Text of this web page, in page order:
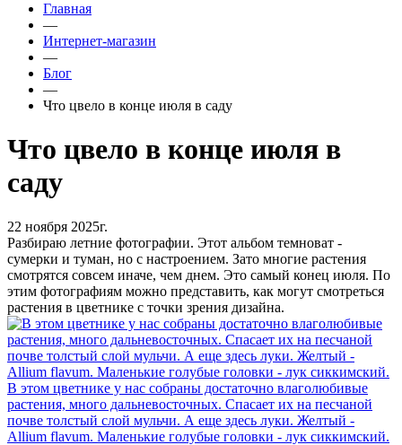
Главная
—
Интернет-магазин
—
Блог
—
Что цвело в конце июля в саду
Что цвело в конце июля в
саду
22 ноября 2025г.
Разбираю летние фотографии. Этот альбом темноват -
сумерки и туман, но с настроением. Зато многие растения
смотрятся совсем иначе, чем днем. Это самый конец июля. По
этим фотографиям можно представить, как могут смотреться
растения в цветнике с точки зрения дизайна.
В этом цветнике у нас собраны достаточно влаголюбивые
растения, много дальневосточных. Спасает их на песчаной
почве толстый слой мульчи. А еще здесь луки. Желтый -
Allium flavum. Маленькие голубые головки - лук сиккимский.